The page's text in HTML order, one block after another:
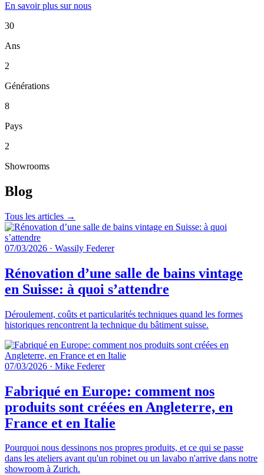
En savoir plus sur nous
30
Ans
2
Générations
8
Pays
2
Showrooms
Blog
Tous les articles →
07/03/2026 · Wassily Federer
Rénovation d’une salle de bains vintage
en Suisse: à quoi s’attendre
Déroulement, coûts et particularités techniques quand les formes
historiques rencontrent la technique du bâtiment suisse.
07/03/2026 · Mike Federer
Fabriqué en Europe: comment nos
produits sont créées en Angleterre, en
France et en Italie
Pourquoi nous dessinons nos propres produits, et ce qui se passe
dans les ateliers avant qu'un robinet ou un lavabo n'arrive dans notre
showroom à Zurich.